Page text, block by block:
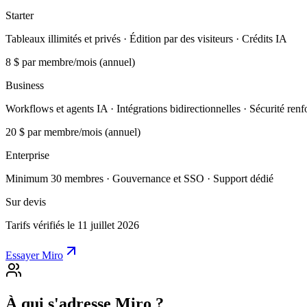
Starter
Tableaux illimités et privés · Édition par des visiteurs · Crédits IA
8 $ par membre/mois (annuel)
Business
Workflows et agents IA · Intégrations bidirectionnelles · Sécurité
20 $ par membre/mois (annuel)
Enterprise
Minimum 30 membres · Gouvernance et SSO · Support dédié
Sur devis
Tarifs vérifiés le 11 juillet 2026
Essayer Miro